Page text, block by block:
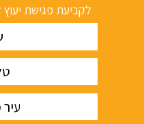
לקביעת פגישת
Name
phone
עיר